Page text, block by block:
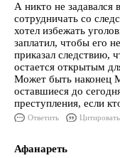
А никто не
сотрудничать со
хотел избежать
заплатил, чтобы его
приказал следствию,
остается открытым
Может быть наконец
оставшиеся до
преступления, если
Ответить Цитировать
Афанареть